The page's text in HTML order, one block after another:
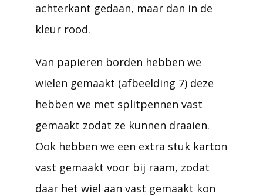
achterkant gedaan, maar dan in de
kleur rood.
Van papieren borden hebben we
wielen gemaakt (afbeelding 7) deze
hebben we met splitpennen vast
gemaakt zodat ze kunnen draaien.
Ook hebben we een extra stuk karton
vast gemaakt voor bij raam, zodat
daar het wiel aan vast gemaakt kon